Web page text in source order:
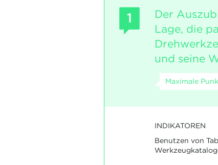
1
Der
Lage, die
und seine
Maximale
INDIKATOREN
Benutzen von